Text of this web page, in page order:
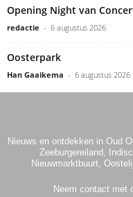
Opening Night van
redactie - 6 augustus 2026
Oosterpark
Han Gaaikema - 6 augustus 2026
Nieuws en ontdekken in Oud
Zeeburgereiland,
Nieuwmarktbuurt,
Neem contact met